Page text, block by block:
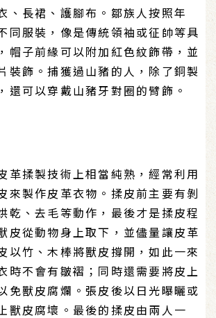
、長裙、護腳布。鄒族人按照年
同服裝，像是傳統領袖或征帥等具
帽子前緣可以附加紅色紋飾帶，並
裝飾。捕獲過山豬的人，除了銅製
還可以穿戴山豬牙對圈的臂飾。
革揉製技術上相當純熟，經常利用
來製作皮革衣物。揉皮前主要有剝
乾、去毛等動作，最後才是揉皮程
皮從動物身上取下，並儘量讓皮革
以竹、木棒將獸皮撐開，如此一來
時不會有皺褶；同時還需要將皮上
免獸皮腐爛。張皮後以日光曝曬或
獸皮腐壞。最後的揉皮由兩人一